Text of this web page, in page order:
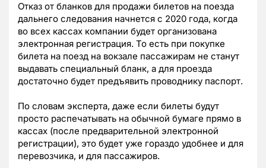
Отказ от бланков для продажи билетов на поезда
дальнего следования начнется с 2020 года, когда
во всех кассах компании будет организована
электронная регистрация. То есть при покупке
билета на поезд на вокзале пассажирам не станут
выдавать специальный бланк, а для проезда
достаточно будет предъявить проводнику паспорт.
По словам эксперта, даже если билеты будут
просто распечатывать на обычной бумаге прямо в
кассах (после предварительной электронной
регистрации), это будет уже гораздо удобнее и для
перевозчика, и для пассажиров.